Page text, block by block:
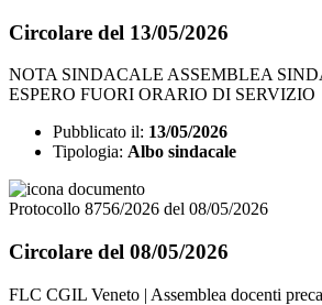
Circolare del 13/05/2026
NOTA SINDACALE ASSEMBLEA
ESPERO FUORI ORARIO DI SERVIZIO
Pubblicato il: 13/05/2026
Tipologia: Albo sindacale
Protocollo 8756/2026 del 08/05/2026
Circolare del 08/05/2026
FLC CGIL Veneto | Assemblea docenti